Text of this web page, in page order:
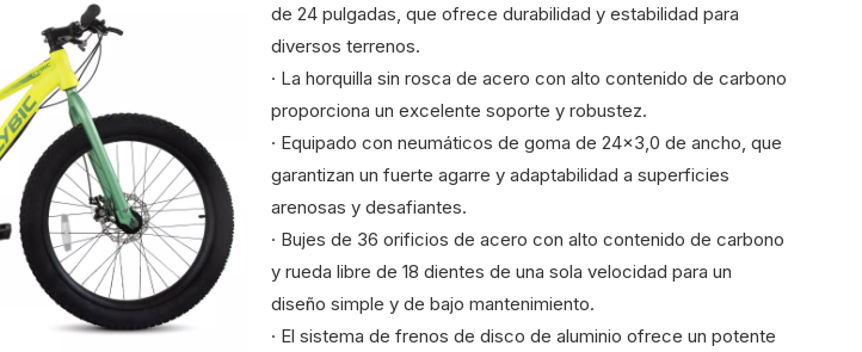
de 24 pulgadas, que ofrece durabilidad y estabilidad para
diversos terrenos.
· La horquilla sin rosca de acero con alto contenido de carbono
proporciona un excelente soporte y robustez.
· Equipado con neumáticos de goma de 24×3,0 de ancho, que
garantizan un fuerte agarre y adaptabilidad a superficies
arenosas y desafiantes.
· Bujes de 36 orificios de acero con alto contenido de carbono
y rueda libre de 18 dientes de una sola velocidad para un
diseño simple y de bajo mantenimiento.
· El sistema de frenos de disco de aluminio ofrece un potente